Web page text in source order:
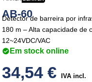
AB-60
Detector de barreira por
180 m – Alta capacidade de
12~24VDC/VAC
Em stock online
34,54€ IVA incl.